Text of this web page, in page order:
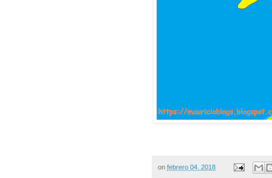
on febrero 04, 2018